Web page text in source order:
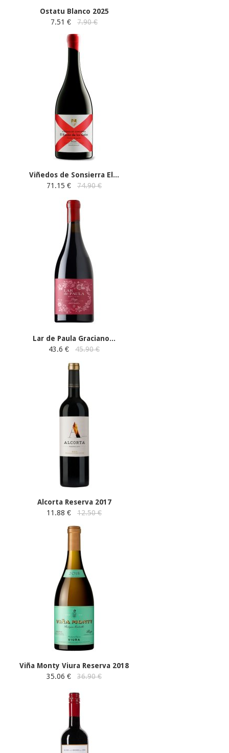
Ostatu Blanco 2025
7.51 €
7.90 €
Viñedos de Sonsierra El...
71.15 €
74.90 €
Lar de Paula Graciano...
43.6 €
45.90 €
Alcorta Reserva 2017
11.88 €
12.50 €
Viña Monty Viura Reserva 2018
35.06 €
36.90 €